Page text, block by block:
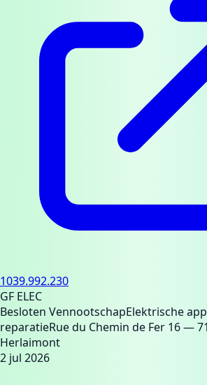
1039.992.230
GF ELEC
Besloten VennootschapElektrische
reparatieRue du Chemin de Fer 16—
Herlaimont
2 jul 2026